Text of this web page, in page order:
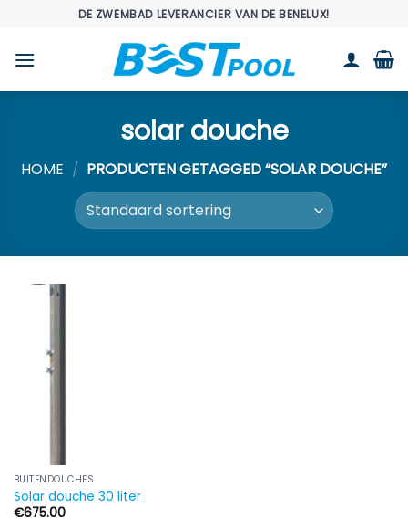
inhoud
DE ZWEMBAD LEVERANCIER VAN DE BENELUX!
solar douche
HOME / PRODUCTEN GETAGGED “SOLAR DOUCHE”
BUITENDOUCHES
Solar douche 30 liter
€675.00